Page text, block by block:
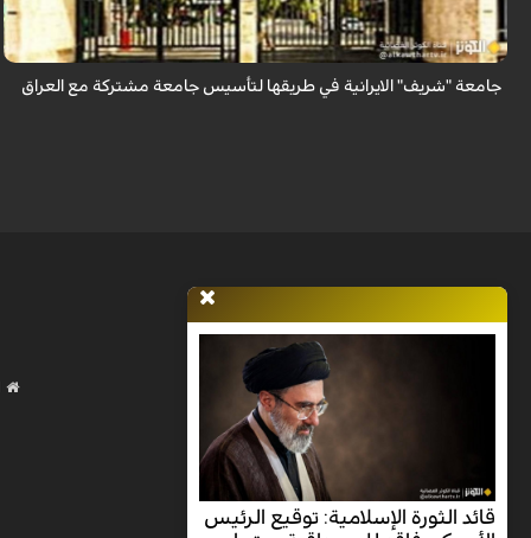
جام...
جامعة "شريف" الايرانية في طريقها لتأسيس جامعة مشتركة مع العراق
قائد الثورة الإسلامية: توقيع الرئيس